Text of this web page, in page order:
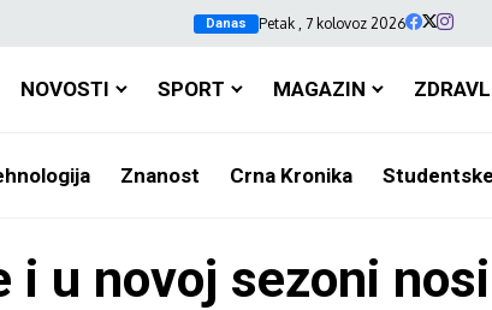
Danas Petak , 7 kolovoz 2026
NOVOSTI SPORT MAGAZIN
Znanost Crna Kronika
i u novoj sezoni